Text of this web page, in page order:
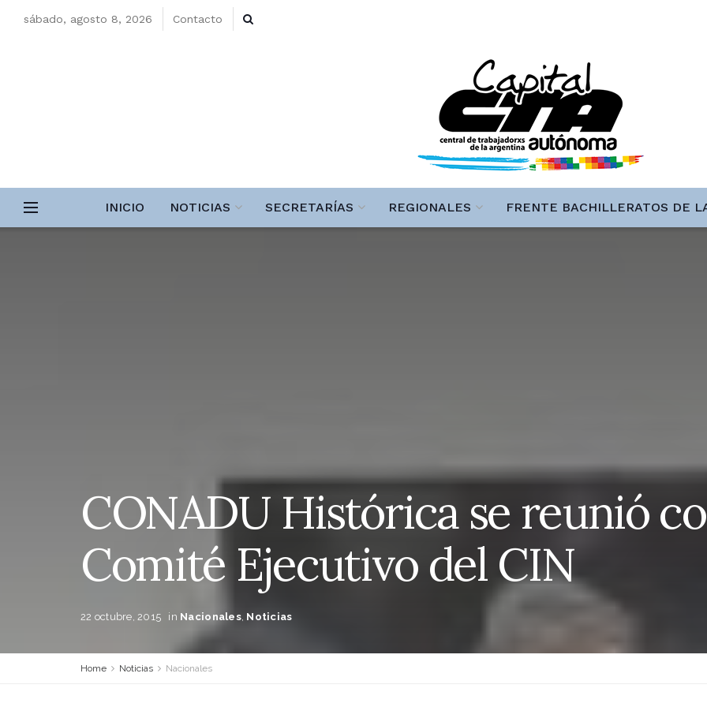
sábado, agosto 8, 2026 Contacto
INICIO NOTICIAS SECRETARÍAS REGIONALES FRENTE BACHILLERATOS DE
CONADU Histórica se reunió
Comité Ejecutivo del CIN
22 octubre, 2015 in Nacionales, Noticias
Home Noticias Nacionales